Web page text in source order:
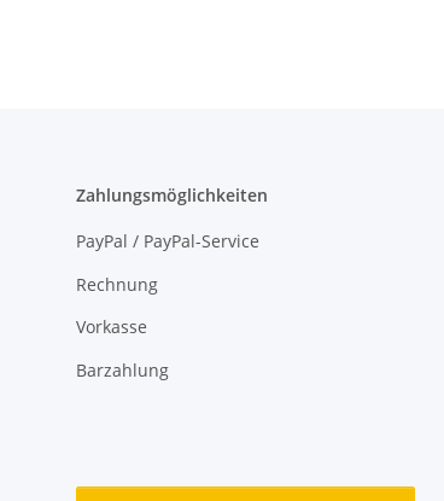
Zahlungsmöglichkeiten
PayPal / PayPal-Service
Rechnung
Vorkasse
Barzahlung